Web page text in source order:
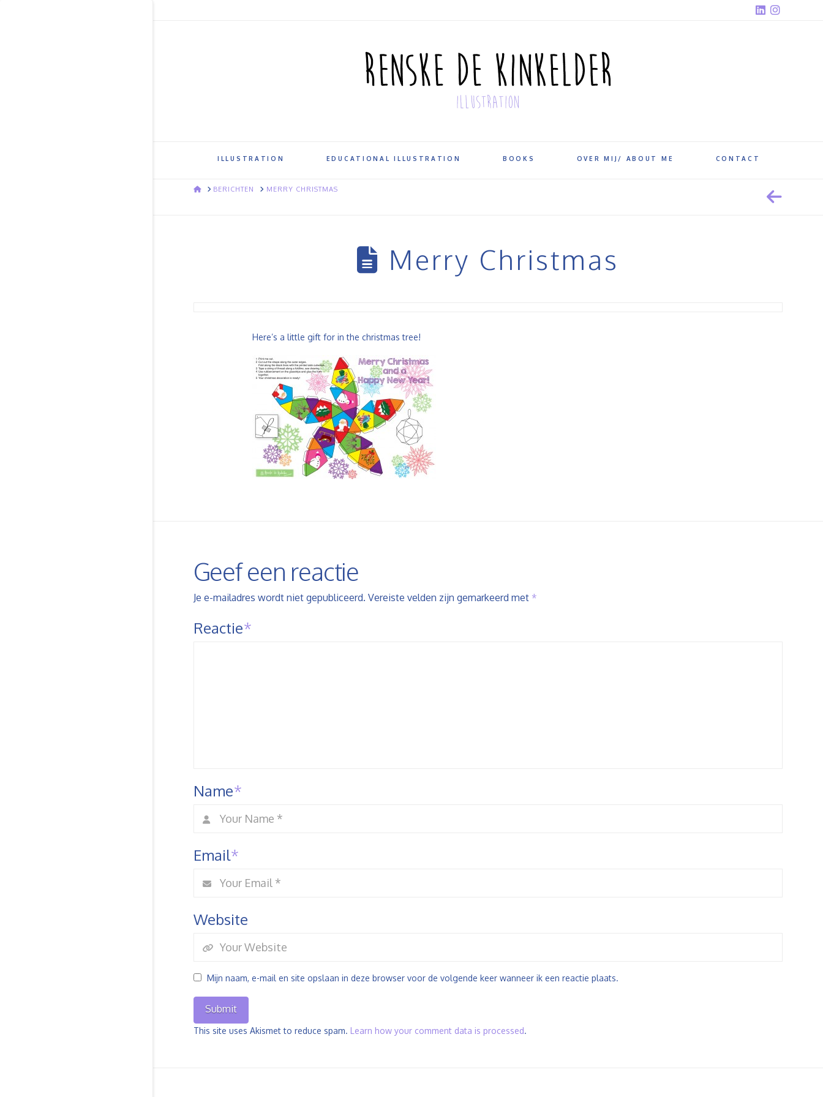
ILLUSTRATION EDUCATIONAL ILLUSTRATION BOOKS OVER MIJ/ ABOUT ME CONTACT
HOMEBERICHTEN MERRY CHRISTMAS
Merry Christmas
Here’s a little gift for in the christmas tree!
Geef een reactie
Je e-mailadres wordt niet gepubliceerd. Vereiste velden zijn gemarkeerd met *
Reactie*
Name*
Email*
Website
Mijn naam, e-mail en site opslaan in deze browser voor de volgende keer wanneer ik een reactie plaats.
This site uses Akismet to reduce spam. Learn how your comment data is processed.